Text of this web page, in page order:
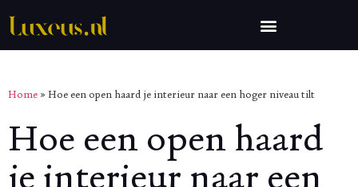
Home » Hoe een open haard je interieur naar een hoger niveau tilt
Hoe een open haard
je interieur naar een